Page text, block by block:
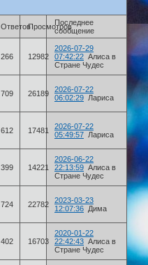
ОтветовПросмотровПоследнее
сообщение
266 12982
2026-07-29
07:42:22 Алиса в
Стране Чудес
709 26189
2026-07-22
06:02:29 Лариса
612 17481
2026-07-22
05:49:57 Лариса
399 14221
2026-06-22
22:13:59 Алиса в
Стране Чудес
724 22782
2023-03-23
12:07:36 Дима
402 16703
2020-01-22
22:42:43 Алиса в
Стране Чудес